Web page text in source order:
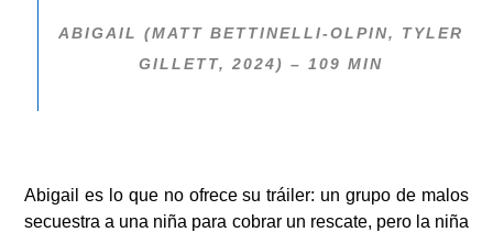
ABIGAIL (MATT BETTINELLI-OLPIN, TYLER
GILLETT, 2024) – 109 MIN
Abigail es lo que no ofrece su tráiler: un grupo de malos
secuestra a una niña para cobrar un rescate, pero la niña